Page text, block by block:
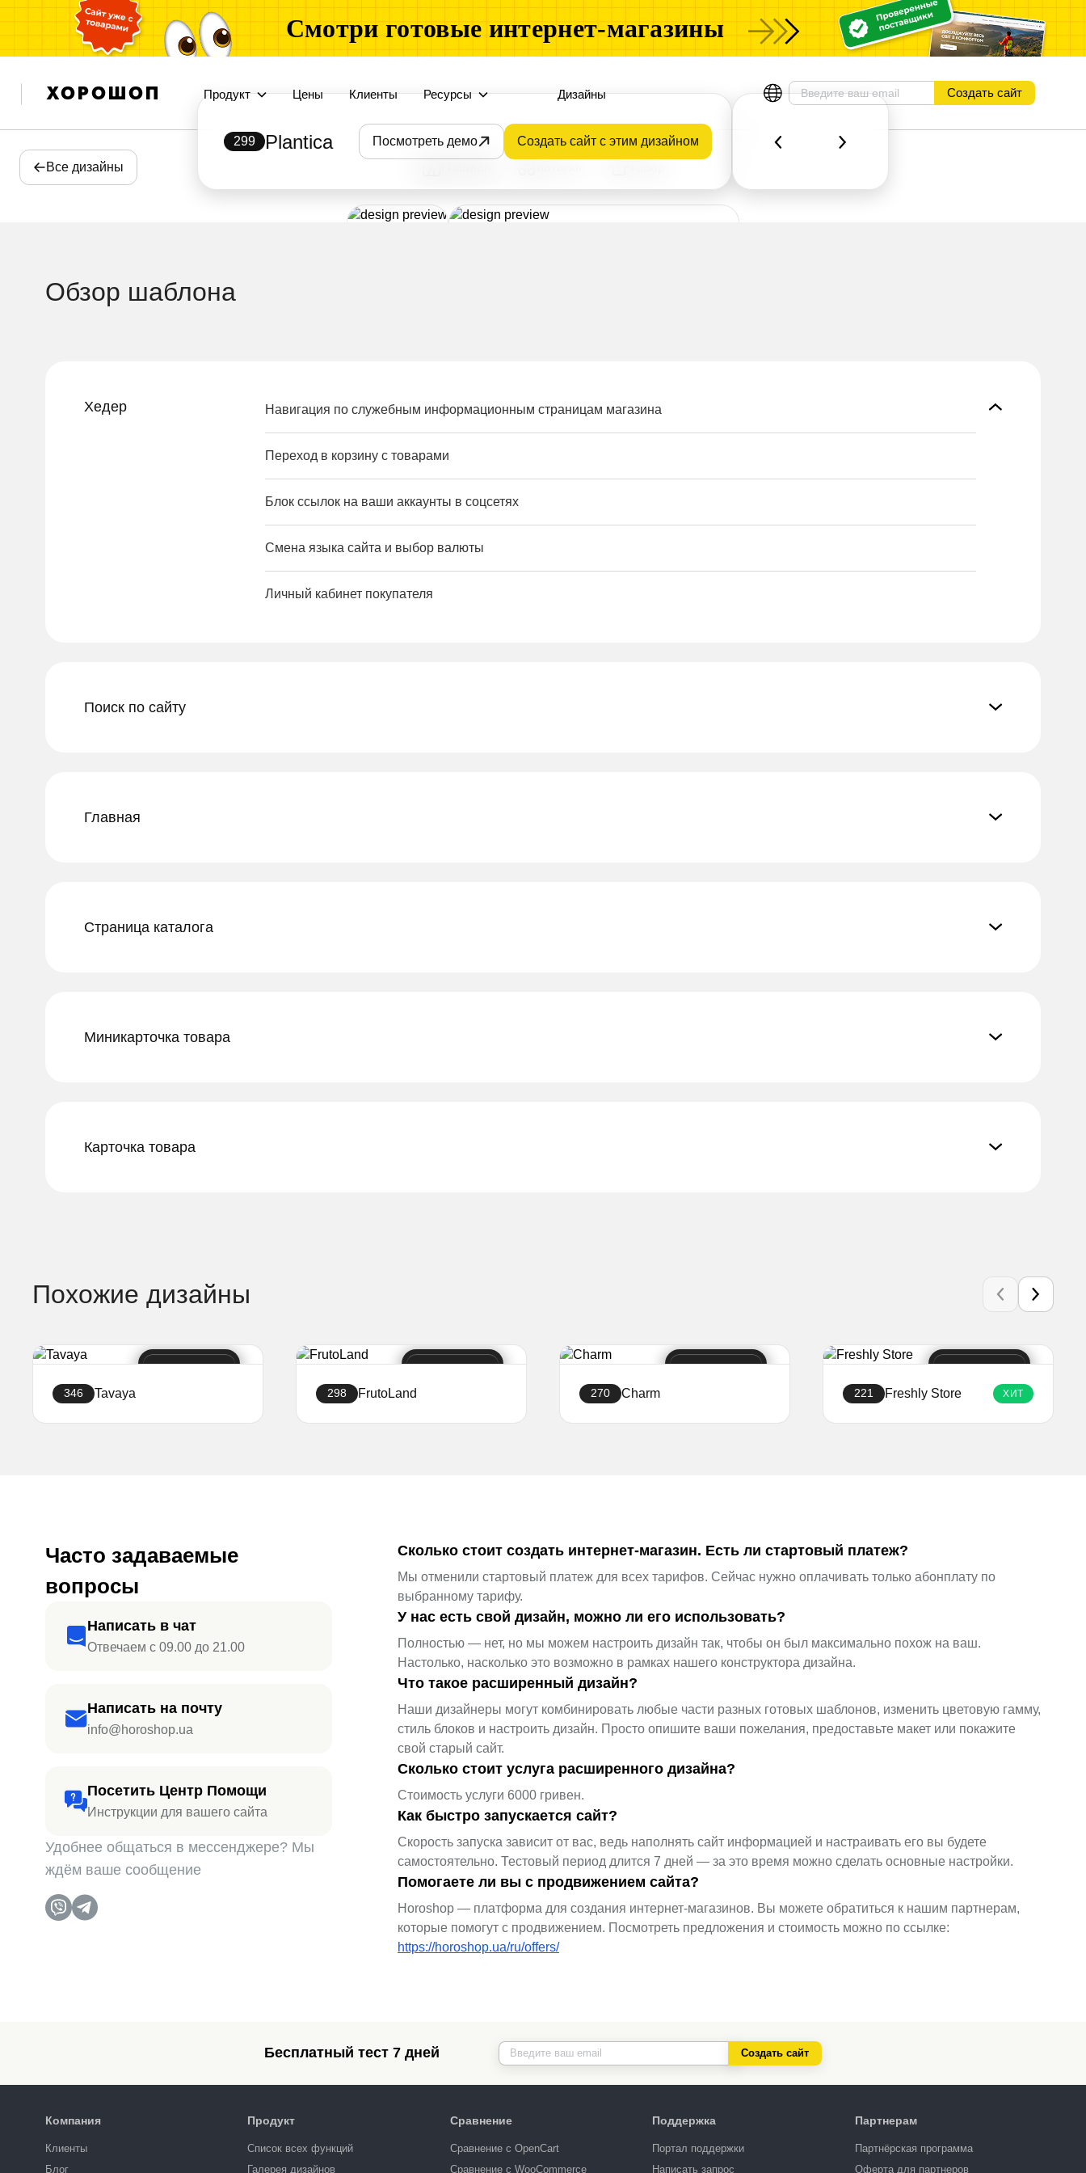
Смотри готовые интернет-магазины
Продукт Цены Клиенты Ресурсы Дизайны Создать сайт
Все дизайны
299 Plantica Посмотреть демо Создать сайт с этим дизайном
Обзор шаблона
Хедер Навигация по служебным информационным страницам магазина
Переход в корзину с товарами
Блок ссылок на ваши аккаунты в соцсетях
Смена языка сайта и выбор валюты
Личный кабинет покупателя
Поиск по сайту
Главная
Страница каталога
Миникарточка товара
Карточка товара
Похожие дизайны
346 Tavaya 298 FrutoLand 270 Charm 221 Freshly Store ХИТ
Часто задаваемые
вопросы
Написать в чат
Отвечаем с 09.00 до 21.00
Написать на почту
info@horoshop.ua
Посетить Центр Помощи
Инструкции для вашего сайта
Удобнее общаться в мессенджере? Мы
ждём ваше сообщение
Сколько стоит создать интернет-магазин. Есть ли стартовый платеж?
Мы отменили стартовый платеж для всех тарифов. Сейчас нужно оплачивать только абонплату по
выбранному тарифу.
У нас есть свой дизайн, можно ли его использовать?
Полностью — нет, но мы можем настроить дизайн так, чтобы он был максимально похож на ваш.
Настолько, насколько это возможно в рамках нашего конструктора дизайна.
Что такое расширенный дизайн?
Наши дизайнеры могут комбинировать любые части разных готовых шаблонов, изменить цветовую гамму,
стиль блоков и настроить дизайн. Просто опишите ваши пожелания, предоставьте макет или покажите
свой старый сайт.
Сколько стоит услуга расширенного дизайна?
Стоимость услуги 6000 гривен.
Как быстро запускается сайт?
Скорость запуска зависит от вас, ведь наполнять сайт информацией и настраивать его вы будете
самостоятельно. Тестовый период длится 7 дней — за это время можно сделать основные настройки.
Помогаете ли вы с продвижением сайта?
Horoshop — платформа для создания интернет-магазинов. Вы можете обратиться к нашим партнерам,
которые помогут с продвижением. Посмотреть предложения и стоимость можно по ссылке:
https://horoshop.ua/ru/offers/
Бесплатный тест 7 дней Создать сайт
Компания
Клиенты
Блог
Продукт
Список всех функций
Галерея дизайнов
Сравнение
Сравнение с OpenCart
Сравнение с WooCommerce
Поддержка
Портал поддержки
Написать запрос
Партнерам
Партнёрская программа
Оферта для партнеров